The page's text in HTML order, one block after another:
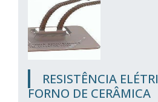
RESISTÊNCIA
FORNO DE CERÂMICA